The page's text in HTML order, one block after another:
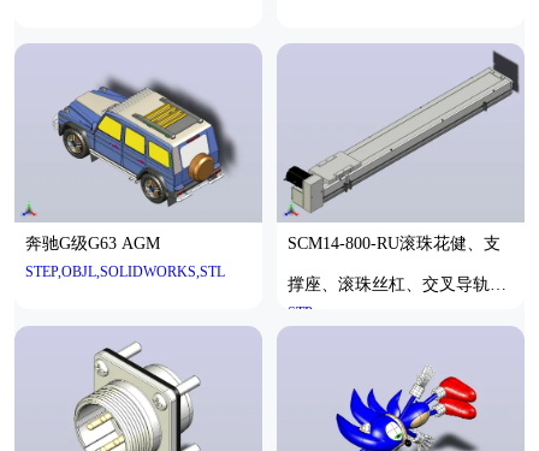
奔驰G级G63 AGM
STEP,OBJL,SOLIDWORKS,STL
SCM14-800-RU滚珠花健、支
撑座、滚珠丝杠、交叉导轨、
直线模组
STP